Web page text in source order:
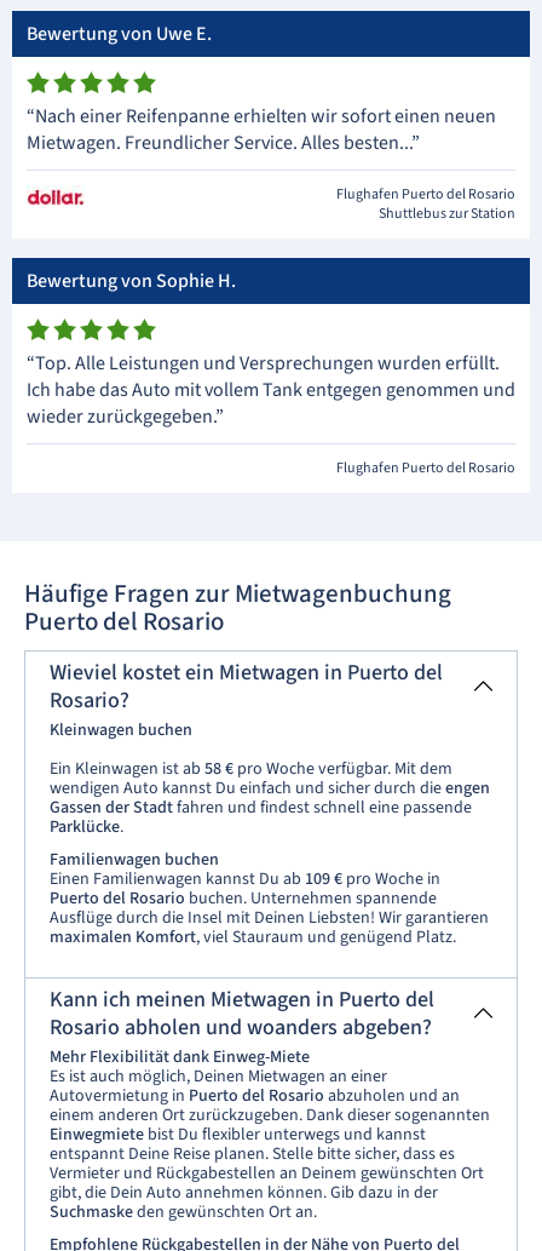
Bewertung von Uwe E.
“Nach einer Reifenpanne erhielten wir sofort einen neuen
Mietwagen. Freundlicher Service. Alles besten...”
Flughafen Puerto del Rosario
Shuttlebus zur Station
Bewertung von Sophie H.
“Top. Alle Leistungen und Versprechungen wurden erfüllt.
Ich habe das Auto mit vollem Tank entgegen genommen und
wieder zurückgegeben.”
Flughafen Puerto del Rosario
Häufige Fragen zur Mietwagenbuchung
Puerto del Rosario
Wieviel kostet ein Mietwagen in Puerto del
Rosario?
Kleinwagen buchen
Ein Kleinwagen ist ab 58 € pro Woche verfügbar. Mit dem
wendigen Auto kannst Du einfach und sicher durch dieengen
Gassen der Stadtfahren und findest schnell eine passende
Parklücke.
Familienwagen buchen
Einen Familienwagen kannst Du ab 109 € pro Woche in
Puerto del Rosario buchen. Unternehmen spannende
Ausflüge durch die Insel mit Deinen Liebsten! Wir garantieren
maximalen Komfort, viel Stauraum und genügend Platz.
Kann ich meinen Mietwagen in Puerto del
Rosario abholen und woanders abgeben?
Mehr Flexibilität dank Einweg-Miete
Es ist auch möglich, Deinen Mietwagen an einer
Autovermietung in Puerto del Rosario abzuholen und an
einem anderen Ort zurückzugeben. Dank dieser sogenannten
Einwegmiete bist Du flexibler unterwegs und kannst
entspannt Deine Reise planen. Stelle bitte sicher, dass es
Vermieter und Rückgabestellen an Deinem gewünschten Ort
gibt, die Dein Auto annehmen können. Gib dazu in der
Suchmaskeden gewünschten Ort an.
Empfohlene Rückgabestellen in der Nähe von Puerto del